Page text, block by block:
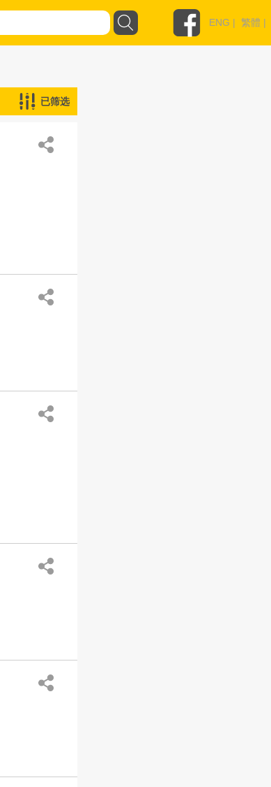
ENG | 繁體 |
已筛选